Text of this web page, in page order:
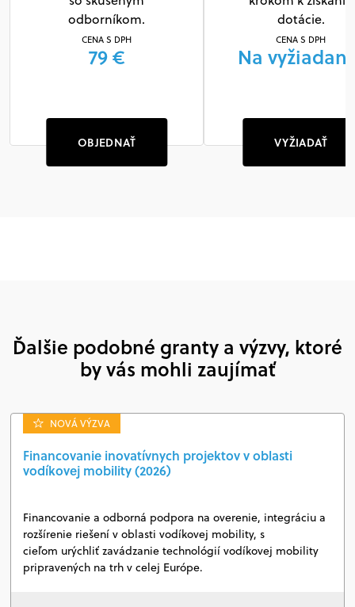
odborníkom.
CENA S DPH
79 €
OBJEDNAŤ
dotácie.
CENA S DPH
Na
VYŽIADAŤ
Ďalšie podobné granty a výzvy, ktoré
by vás mohli zaujímať
NOVÁ VÝZVA
Financovanie inovatívnych projektov v oblasti
vodíkovej mobility (2026)
Financovanie a odborná podpora na overenie, integráciu a
rozšírenie riešení v oblasti vodíkovej mobility, s
cieľom urýchliť zavádzanie technológií vodíkovej mobility
pripravených na trh v celej Európe.